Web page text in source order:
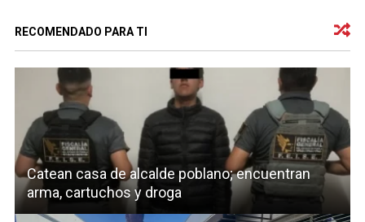
RECOMENDADO PARA TI
Catean casa de alcalde poblano; encuentran
arma, cartuchos y droga